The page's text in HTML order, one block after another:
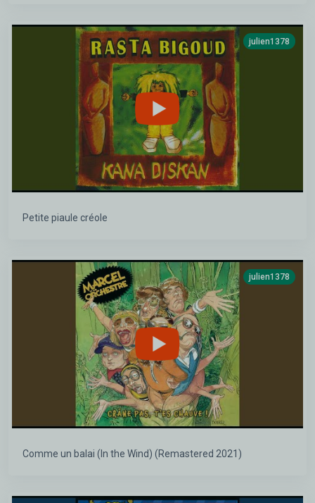
julien1378
Petite piaule créole
julien1378
Comme un balai (In the Wind) (Remastered 2021)